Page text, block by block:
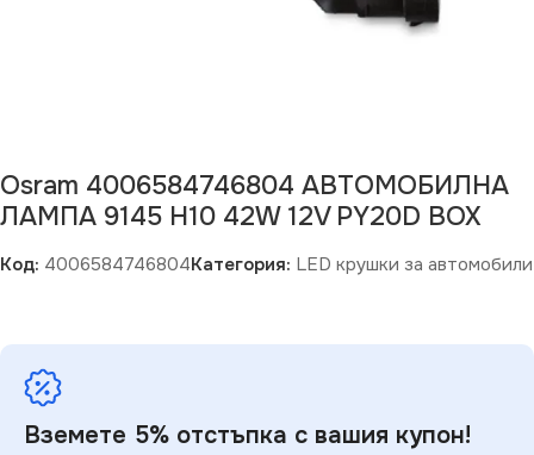
Osram 4006584746804 АВТОМОБИЛНА
ЛАМПА 9145 H10 42W 12V PY20D BOX
Код: 4006584746804Категория: LED крушки за автомобили
Вземете 5% отстъпка с вашия купон!